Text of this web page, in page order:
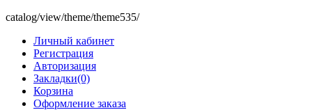
catalog/view/theme/theme535/
Личный кабинет
Регистрация
Авторизация
Закладки(0)
Корзина
Оформление заказа